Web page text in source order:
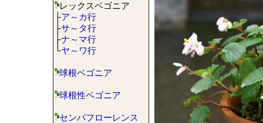
レックスベゴニア
├ア～カ行
├サ～タ行
├ナ～マ行
└ヤ～ワ行
球根ベゴニア
球根性ベゴニア
センパフローレンス